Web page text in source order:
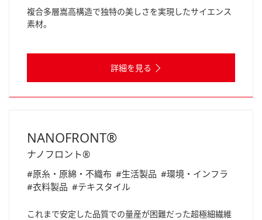
複合多層嵩高構造で独特の美しさを実現したサイエンス
素材。
詳細を見る
NANOFRONT®
ナノフロント®
#原糸・原綿・不織布 #生活製品 #環境・インフラ
#衣料製品 #テキスタイル
これまで安定した品質での量産が困難だった超極細繊維